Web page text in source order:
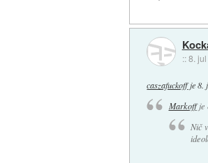
::8.
caszafuckoffje8.
Markoffje
Nič